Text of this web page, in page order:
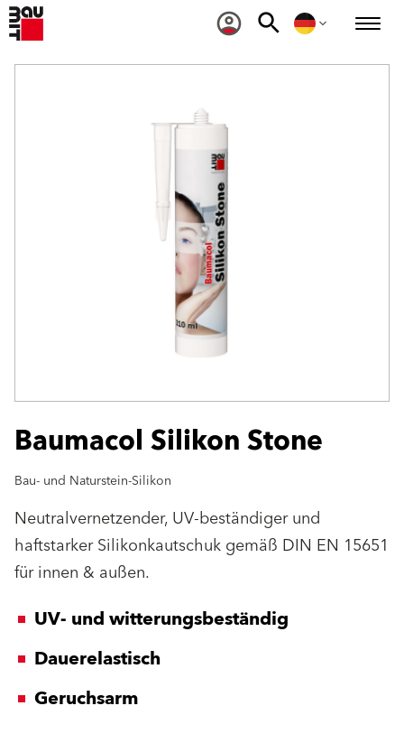
Baumacol Silikon Stone
Bau- und Naturstein-Silikon
Neutralvernetzender, UV-beständiger und
haftstarker Silikonkautschuk gemäß DIN EN 15651
für innen & außen.
UV- und witterungsbeständig
Dauerelastisch
Geruchsarm